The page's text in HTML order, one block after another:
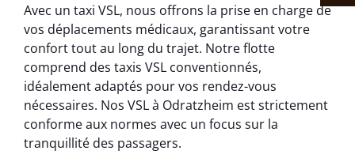
Avec un taxi VSL, nous offrons la prise en charge de
vos déplacements médicaux, garantissant votre
confort tout au long du trajet. Notre flotte
comprend des taxis VSL conventionnés,
idéalement adaptés pour vos rendez-vous
nécessaires. Nos VSL à Odratzheim est strictement
conforme aux normes avec un focus sur la
tranquillité des passagers.